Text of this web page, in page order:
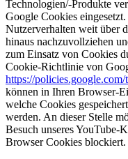
Technologien/-Produkte
Google Cookies
Nutzerverhalten weit über
hinaus nachzuvollziehen
zum Einsatz von Cookies
Cookie-Richtlinie von
https://
können in Ihren Browser-
welche Cookies
werden. An dieser Stelle
Besuch unseres YouTube-
Browser Cookies blockiert.